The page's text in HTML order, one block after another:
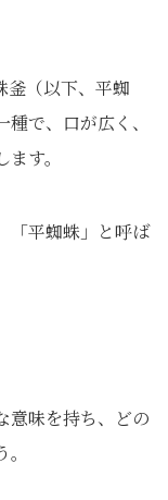
釜（以下、平蜘
で、口が広く、
す。
「平蜘蛛」と呼ば
意味を持ち、どの